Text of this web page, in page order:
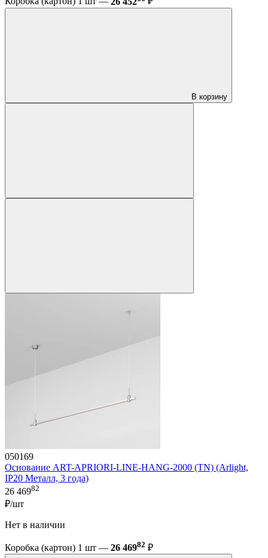
В корзину
050169
Основание ART-APRIORI-LINE-HANG-2000 (TN) (Arlight,
IP20 Металл, 3 года)
26 46982
₽/шт
Нет в наличии
Коробка (картон) 1 шт — 26 46982 ₽